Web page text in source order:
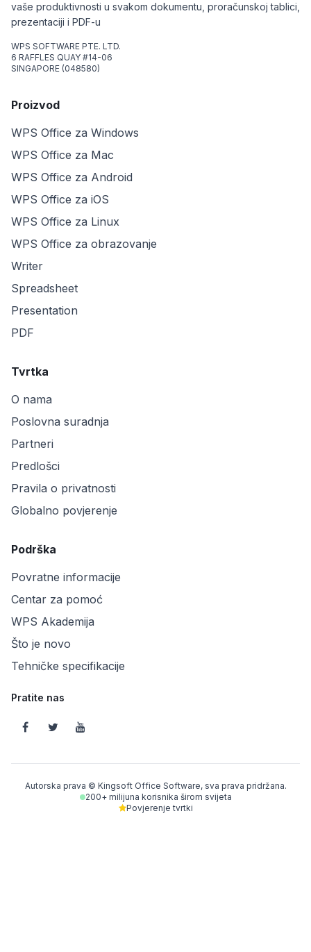
vaše produktivnosti u svakom dokumentu, proračunskoj tablici,
prezentaciji i PDF-u
WPS SOFTWARE PTE. LTD.
6 RAFFLES QUAY #14-06
SINGAPORE (048580)
Proizvod
WPS Office za Windows
WPS Office za Mac
WPS Office za Android
WPS Office za iOS
WPS Office za Linux
WPS Office za obrazovanje
Writer
Spreadsheet
Presentation
PDF
Tvrtka
O nama
Poslovna suradnja
Partneri
Predlošci
Pravila o privatnosti
Globalno povjerenje
Podrška
Povratne informacije
Centar za pomoć
WPS Akademija
Što je novo
Tehničke specifikacije
Pratite nas
Autorska prava © Kingsoft Office Software, sva prava pridržana.
200+ milijuna korisnika širom svijeta
Povjerenje tvrtki